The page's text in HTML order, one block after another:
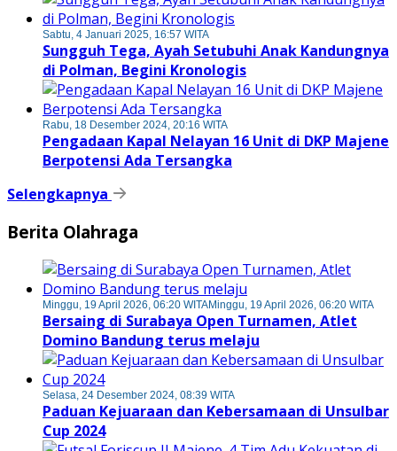
Sabtu, 4 Januari 2025, 16:57 WITA
Sungguh Tega, Ayah Setubuhi Anak Kandungnya
di Polman, Begini Kronologis
Rabu, 18 Desember 2024, 20:16 WITA
Pengadaan Kapal Nelayan 16 Unit di DKP Majene
Berpotensi Ada Tersangka
Selengkapnya
Berita Olahraga
Minggu, 19 April 2026, 06:20 WITAMinggu, 19 April 2026, 06:20 WITA
Bersaing di Surabaya Open Turnamen, Atlet
Domino Bandung terus melaju
Selasa, 24 Desember 2024, 08:39 WITA
Paduan Kejuaraan dan Kebersamaan di Unsulbar
Cup 2024